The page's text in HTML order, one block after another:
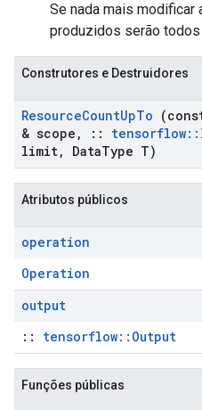
Se nada mais modificar
produzidos serão
Construtores e Destruidores
ResourceCountUpTo
& scope , :: tensorflow::
limit, DataType T)
Atributos públicos
operation
Operation
output
:: tensorflow::Output
Funções públicas